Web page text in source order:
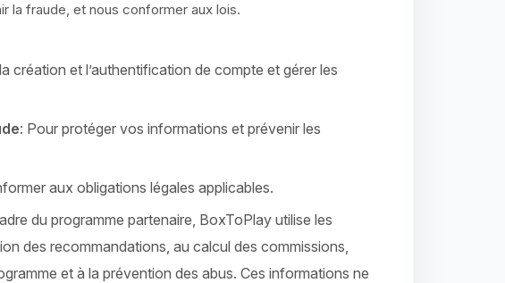
la fraude, et nous conformer aux lois.
création et l’authentification de compte et gérer les
: Pour protéger vos informations et prévenir les
aux obligations légales applicables.
du programme partenaire, BoxToPlay utilise les
des recommandations, au calcul des commissions,
et à la prévention des abus. Ces informations ne